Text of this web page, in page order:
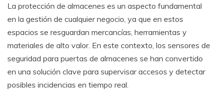
La protección de almacenes es un aspecto fundamental
en la gestión de cualquier negocio, ya que en estos
espacios se resguardan mercancías, herramientas y
materiales de alto valor. En este contexto, los sensores de
seguridad para puertas de almacenes se han convertido
en una solución clave para supervisar accesos y detectar
posibles incidencias en tiempo real.